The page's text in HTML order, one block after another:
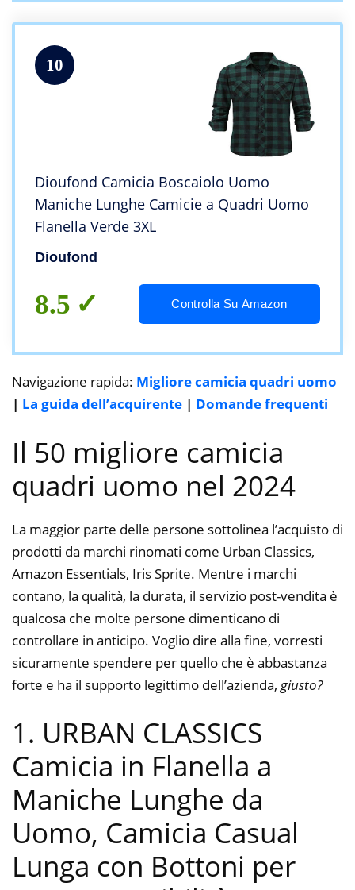
10
Dioufond Camicia Boscaiolo Uomo
Maniche Lunghe Camicie a Quadri Uomo
Flanella Verde 3XL
Dioufond
8.5 Controlla Su Amazon
Navigazione rapida: Migliore camicia quadri uomo
| La guida dell’acquirente | Domande frequenti
Il 50 migliore camicia
quadri uomo nel 2024
La maggior parte delle persone sottolinea l’acquisto di
prodotti da marchi rinomati come Urban Classics,
Amazon Essentials, Iris Sprite. Mentre i marchi
contano, la qualità, la durata, il servizio post-vendita è
qualcosa che molte persone dimenticano di
controllare in anticipo. Voglio dire alla fine, vorresti
sicuramente spendere per quello che è abbastanza
forte e ha il supporto legittimo dell’azienda, giusto?
1. URBAN CLASSICS
Camicia in Flanella a
Maniche Lunghe da
Uomo, Camicia Casual
Lunga con Bottoni per